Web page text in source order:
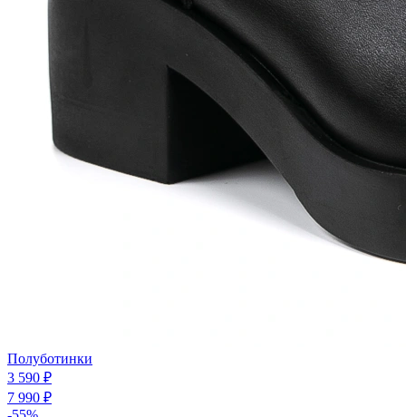
Полуботинки
3 590 ₽
7 990 ₽